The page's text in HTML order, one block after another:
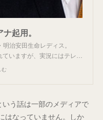
起用。
治安田生命レディス。
いますが、実況にはテレ…
む
う話は一部のメディアで
はなっていません。しか